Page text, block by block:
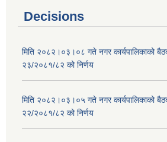
Decisions
मिति २०८२।०३।०८ गते नगर कार्यपालिकाको
२३/२०८१/८२ को निर्णय
मिति २०८२।०३।०५ गते नगर कार्यपालिकाको
२२/२०८१/८२ को निर्णय